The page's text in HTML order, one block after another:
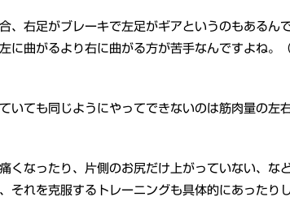
、右足がブレーキで左足がギアというのもあるん
に曲がるより右に曲がる方が苦手なんですよね。
いても同じようにやってできないのは筋肉量の左
くなったり、片側のお尻だけ上がっていない、な
それを克服するトレーニングも具体的にあったりし